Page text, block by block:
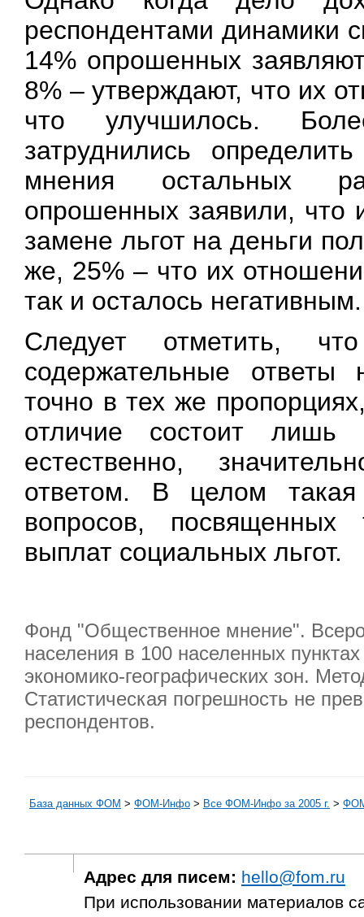
респондентами динамики
14% опрошенных
8% – утверждают, что их
что улучшилось.
затруднились
мнения остальных
опрошенных заявили, что
замене льгот на деньги
же, 25% – что их
так и осталось негативным.
Следует отметить,
содержательные ответы
точно в тех же
отличие состоит
естественно,
ответом. В целом
вопросов,
выплат социальных льгот.
Фонд "Общественное мнение".
населения в 100 населенных
экономико-географических зон.
Статистическая погрешность не
респондентов.
База данных ФОМ > ФOM-Инфо > Все ФОМ-Инфо за 2005 г. >
Адрес для писем: hello@fom.ru
При использовании материалов